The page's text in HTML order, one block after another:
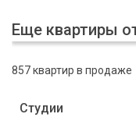
Еще квартиры
857 квартир в продаже
Студии